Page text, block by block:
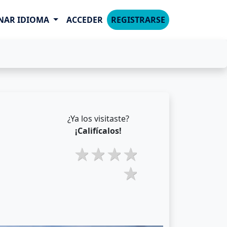
IDIOMA ACCEDER REGISTRARSE
¿Ya los visitaste?
¡Califícalos!
4 stars
3 stars
2 stars